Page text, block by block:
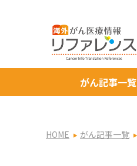
がん記事一覧
HOME がん記事一覧